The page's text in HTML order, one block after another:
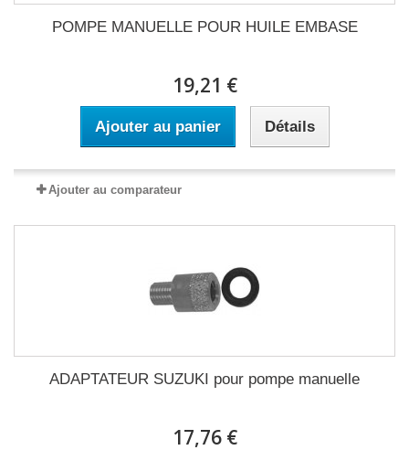
POMPE MANUELLE POUR HUILE EMBASE
19,21 €
Ajouter au panier Détails
Ajouter au comparateur
ADAPTATEUR SUZUKI pour pompe manuelle
17,76 €